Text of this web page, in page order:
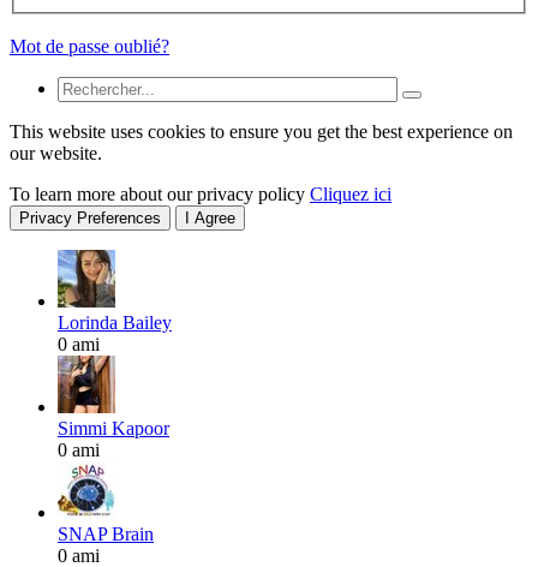
Mot de passe oublié?
This website uses cookies to ensure you get the best experience on
our website.
To learn more about our privacy policy Cliquez ici
Privacy Preferences I Agree
Lorinda Bailey
0 ami
Simmi Kapoor
0 ami
SNAP Brain
0 ami